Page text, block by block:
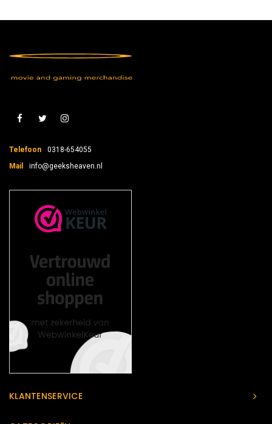
Telefoon
0318-654055
Mail
info@geeksheaven.nl
KLANTENSERVICE